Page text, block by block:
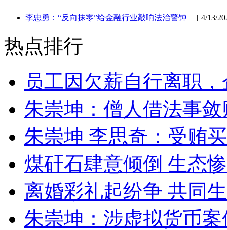
李忠勇：“反向抹零”给金融行业敲响法治警钟 [ 4/13/
热点排行
员工因欠薪自行离职
朱崇坤：僧人借法事
朱崇坤 李思奇：受贿
煤矸石肆意倾倒 生态
离婚彩礼起纷争 共同
朱崇坤：涉虚拟货币